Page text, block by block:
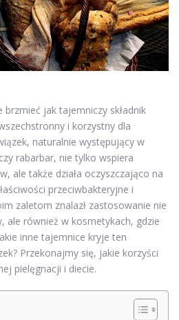
brzmieć jak tajemniczy składnik
i korzystny dla
naturalnie występujący w
rabarbar, nie tylko wspiera
ale także działa oczyszczająco na
przeciwbakteryjne i
zaletom znalazł zastosowanie nie
ale również w kosmetykach, gdzie
inne tajemnice kryje ten
Przekonajmy się, jakie korzyści
pielęgnacji i diecie.